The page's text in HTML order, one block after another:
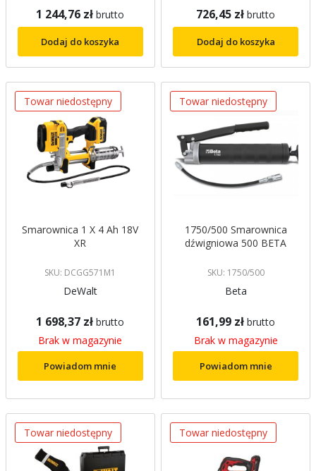
1 244,76 zł brutto
Dodaj do koszyka
726,45 zł brutto
Dodaj do koszyka
Towar niedostępny
Smarownica 1 X 4 Ah 18V
XR
SKU: DCGG571M1
DeWalt
1 698,37 zł brutto
Brak w magazynie
Powiadom mnie
Towar niedostępny
1750/500 Smarownica
dźwigniowa 500 BETA
SKU: 1750/500
Beta
161,99 zł brutto
Brak w magazynie
Powiadom mnie
Towar niedostępny Towar niedostępny